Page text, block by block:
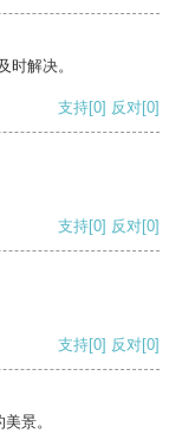
时解决。
支持[0] 反对[0]
支持[0] 反对[0]
支持[0] 反对[0]
景。